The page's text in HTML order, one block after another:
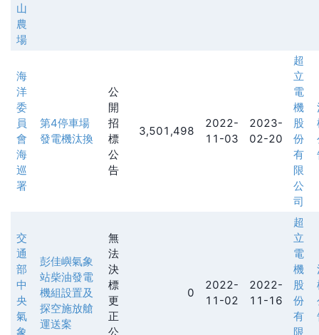
山
農
場
海
洋
委
員
會
海
巡
署
第4停車場
發電機汰換
公
開
招
標
公
告
3,501,498
2022-
11-03
2023-
02-20
超
立
電
機
股
份
有
限
公
司
交
通
部
中
央
氣
象
彭佳嶼氣象
站柴油發電
機組設置及
探空施放艙
運送案
無
法
決
標
更
正
公
0
2022-
11-02
2022-
11-16
超
立
電
機
股
份
有
限